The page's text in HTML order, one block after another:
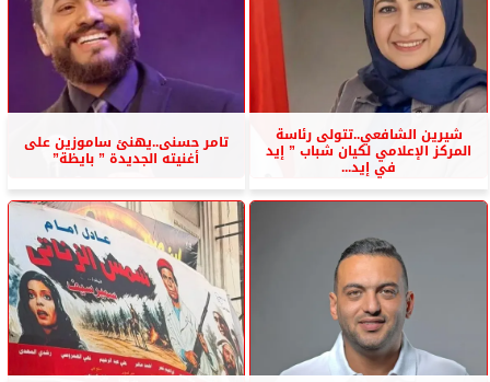
شيرين الشافعي..تتولى رئاسة
المركز الإعلامي لكيان شباب ” إيد
في إيد...
تامر حسنى..يهنئ ساموزين على
أغنيته الجديدة ” بايظة”